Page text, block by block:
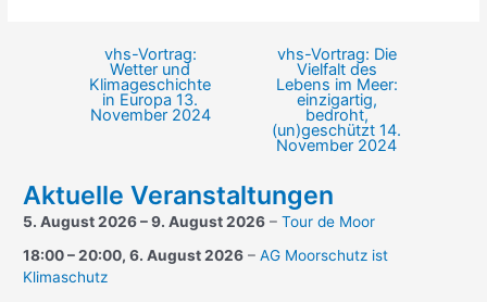
Beitragsnavigation
vhs-Vortrag:
Wetter und
Klimageschichte
in Europa13.
November 2024
vhs-Vortrag: Die
Vielfalt des
Lebens im Meer:
einzigartig,
bedroht,
(un)geschützt14.
November 2024
Aktuelle Veranstaltungen
5. August 2026–9. August 2026 –Tour de Moor
18:00–20:00,6. August 2026 –AG Moorschutz ist
Klimaschutz